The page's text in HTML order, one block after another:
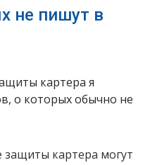
не пишут в
картера я
о которых обычно не
картера могут